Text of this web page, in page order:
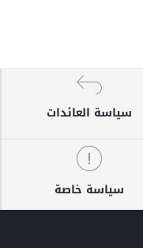
سياسة العائدات
سياسة خاصة